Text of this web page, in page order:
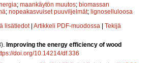
; maankäytön muutos; biomassan
; nopeakasvuiset puuviljelmät; lignoselluloosa
lisätiedot | Artikkeli PDF-muodossa | Tekijä
Improving the energy efficiency of wood
doi.org/10.14214/df.336